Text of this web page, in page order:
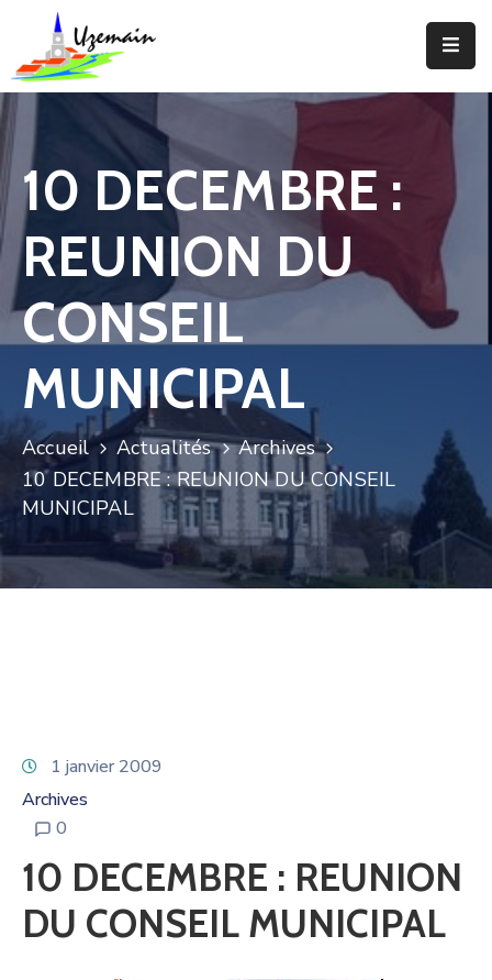
Actualités
Votre
Commune
Votre
Mairie
Services
Vie
Locale
Enfance
10 DECEMBRE :
REUNION DU
CONSEIL
MUNICIPAL
Accueil Actualités
Archives
10 DECEMBRE : REUNION DU CONSEIL
MUNICIPAL
1 janvier 2009
Archives
0
10 DECEMBRE : REUNION
DU CONSEIL MUNICIPAL